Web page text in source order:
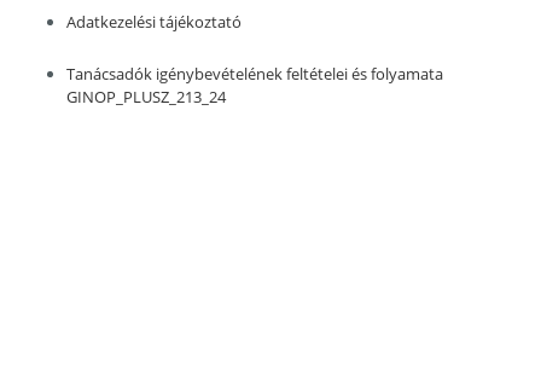
Adatkezelési tájékoztató
Tanácsadók igénybevételének feltételei és folyamata
GINOP_PLUSZ_213_24